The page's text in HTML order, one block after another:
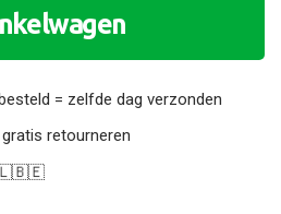
= zelfde dag verzonden
retourneren